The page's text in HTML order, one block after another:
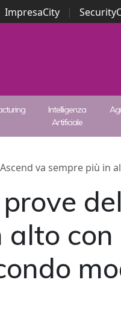
ImpresaCity |
Security
Intelligenza
Artificiale
va sempre più
alto